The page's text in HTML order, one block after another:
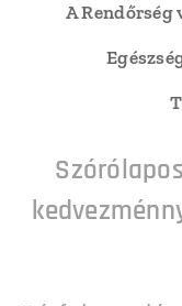
A Rendőrség